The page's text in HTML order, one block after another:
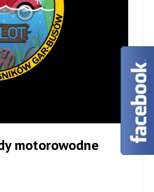
motorowodne